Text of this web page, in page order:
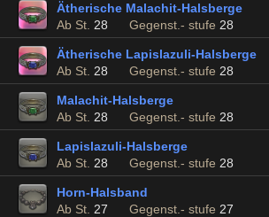
Ätherische Malachit-Halsberge
Ab St. 28 Gegenst.- stufe 28
Ätherische Lapislazuli-Halsberge
Ab St. 28 Gegenst.- stufe 28
Malachit-Halsberge
Ab St. 28 Gegenst.- stufe 28
Lapislazuli-Halsberge
Ab St. 28 Gegenst.- stufe 28
Horn-Halsband
Ab St. 27 Gegenst.- stufe 27